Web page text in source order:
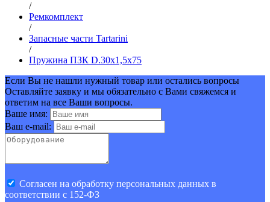
/
Ремкомплект
/
Запасные части Tartarini
/
Пружина ПЗК D.30х1,5х75
Если Вы не нашли нужный товар или остались вопросы
Оставляйте заявку и мы обязательно с Вами свяжемся и
ответим на все Ваши вопросы.
Ваше имя:
Ваш e-mail:
Cогласен на обработку персональных данных в
соответствии с 152-ФЗ